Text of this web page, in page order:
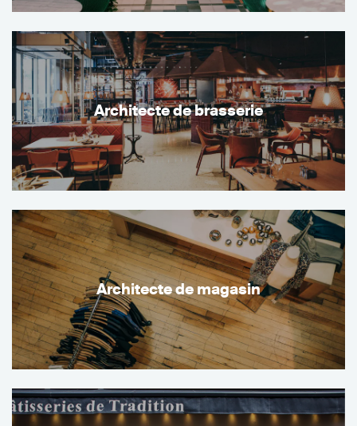
Architecte de brasserie
Architecte de magasin